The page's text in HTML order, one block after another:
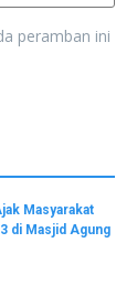
peramban ini
Masyarakat
di Masjid Agung